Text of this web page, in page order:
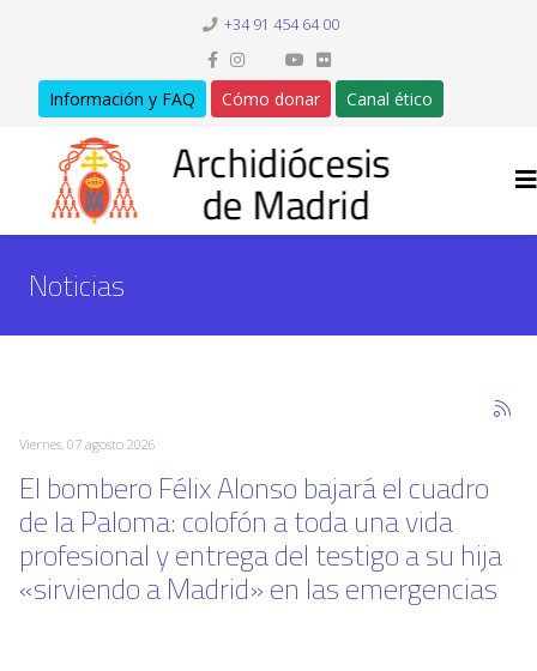
+34 91 454 64 00
Información y FAQ Cómo donar Canal ético
Noticias
Viernes, 07 agosto 2026
El bombero Félix Alonso bajará el cuadro
de la Paloma: colofón a toda una vida
profesional y entrega del testigo a su hija
«sirviendo a Madrid» en las emergencias